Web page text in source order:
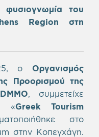
φυσιογνωμία του
Region στη
ο Οργανισμός
Προορισμού της
, συμμετείχε
«Greek Tourism
στο
στην Κοπεγχάγη.